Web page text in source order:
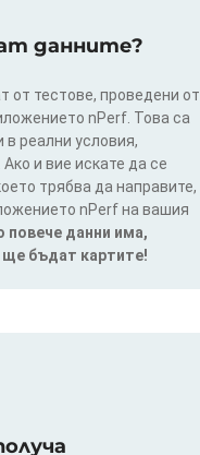
данните?
от тестове, проведени от
nPerf. Това са
в реални условия,
и вие искате да се
трябва да направите,
nPerf на вашия
повече данни има,
бъдат картите!